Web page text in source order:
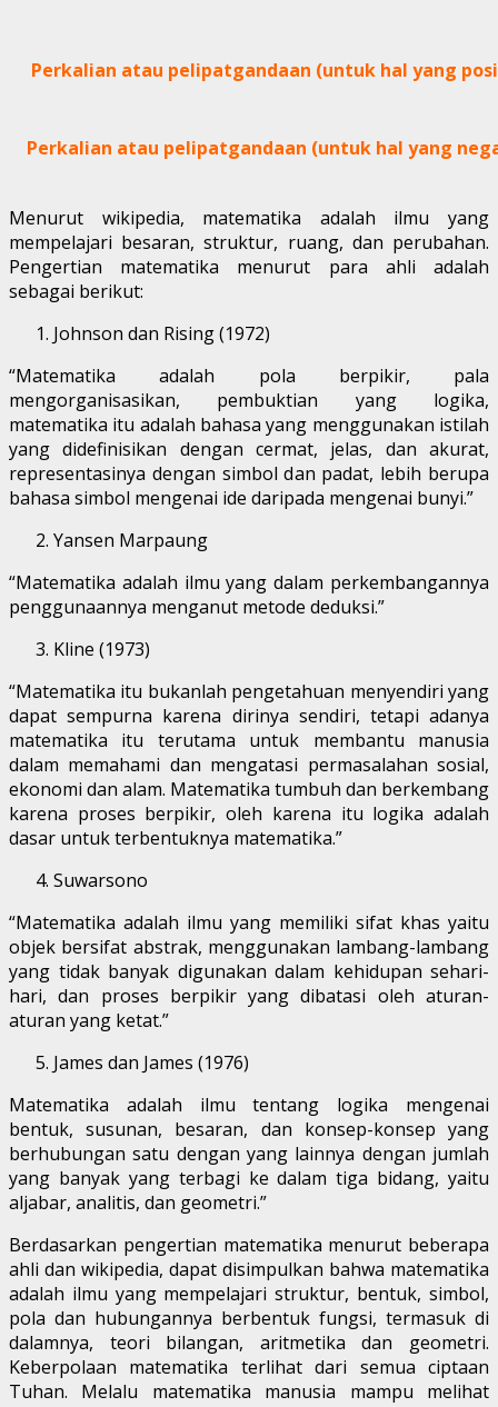
Perkalian atau pelipatgandaan (untuk hal yang
Perkalian atau pelipatgandaan (untuk hal yang
Menurut wikipedia, matematika adalah ilmu yang
mempelajari besaran, struktur, ruang, dan perubahan.
Pengertian matematika menurut para ahli adalah
sebagai berikut:
Johnson dan Rising (1972)
“Matematika adalah pola berpikir, pala
mengorganisasikan, pembuktian yang logika,
matematika itu adalah bahasa yang menggunakan istilah
yang didefinisikan dengan cermat, jelas, dan akurat,
representasinya dengan simbol dan padat, lebih berupa
bahasa simbol mengenai ide daripada mengenai bunyi.”
Yansen Marpaung
“Matematika adalah ilmu yang dalam perkembangannya
penggunaannya menganut metode deduksi.”
Kline (1973)
“Matematika itu bukanlah pengetahuan menyendiri yang
dapat sempurna karena dirinya sendiri, tetapi adanya
matematika itu terutama untuk membantu manusia
dalam memahami dan mengatasi permasalahan sosial,
ekonomi dan alam. Matematika tumbuh dan berkembang
karena proses berpikir, oleh karena itu logika adalah
dasar untuk terbentuknya matematika.”
Suwarsono
“Matematika adalah ilmu yang memiliki sifat khas yaitu
objek bersifat abstrak, menggunakan lambang-lambang
yang tidak banyak digunakan dalam kehidupan sehari-
hari, dan proses berpikir yang dibatasi oleh aturan-
aturan yang ketat.”
James dan James (1976)
Matematika adalah ilmu tentang logika mengenai
bentuk, susunan, besaran, dan konsep-konsep yang
berhubungan satu dengan yang lainnya dengan jumlah
yang banyak yang terbagi ke dalam tiga bidang, yaitu
aljabar, analitis, dan geometri.”
Berdasarkan pengertian matematika menurut beberapa
ahli dan wikipedia, dapat disimpulkan bahwa matematika
adalah ilmu yang mempelajari struktur, bentuk, simbol,
pola dan hubungannya berbentuk fungsi, termasuk di
dalamnya, teori bilangan, aritmetika dan geometri.
Keberpolaan matematika terlihat dari semua ciptaan
Tuhan. Melalu matematika manusia mampu melihat